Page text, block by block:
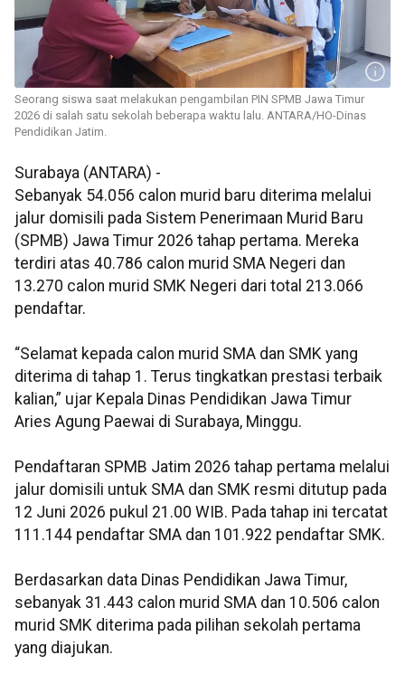
Seorang siswa saat melakukan pengambilan PIN SPMB Jawa Timur
2026 di salah satu sekolah beberapa waktu lalu. ANTARA/HO-Dinas
Pendidikan Jatim.
Surabaya (ANTARA) -
Sebanyak 54.056 calon murid baru diterima melalui
jalur domisili pada Sistem Penerimaan Murid Baru
(SPMB) Jawa Timur 2026 tahap pertama. Mereka
terdiri atas 40.786 calon murid SMA Negeri dan
13.270 calon murid SMK Negeri dari total 213.066
pendaftar.
“Selamat kepada calon murid SMA dan SMK yang
diterima di tahap 1. Terus tingkatkan prestasi terbaik
kalian,” ujar Kepala Dinas Pendidikan Jawa Timur
Aries Agung Paewai di Surabaya, Minggu.
Pendaftaran SPMB Jatim 2026 tahap pertama melalui
jalur domisili untuk SMA dan SMK resmi ditutup pada
12 Juni 2026 pukul 21.00 WIB. Pada tahap ini tercatat
111.144 pendaftar SMA dan 101.922 pendaftar SMK.
Berdasarkan data Dinas Pendidikan Jawa Timur,
sebanyak 31.443 calon murid SMA dan 10.506 calon
murid SMK diterima pada pilihan sekolah pertama
yang diajukan.